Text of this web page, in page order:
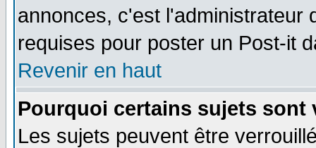
annonces, c'est l'administrateur
requises pour poster un Post-it
Revenir en haut
Pourquoi certains sujets sont
Les sujets peuvent être